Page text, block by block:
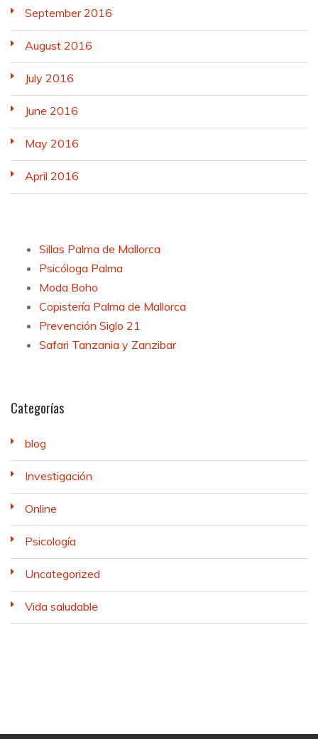
September 2016
August 2016
July 2016
June 2016
May 2016
April 2016
Sillas Palma de Mallorca
Psicóloga Palma
Moda Boho
Copistería Palma de Mallorca
Prevención Siglo 21
Safari Tanzania y Zanzibar
Categorías
blog
Investigación
Online
Psicología
Uncategorized
Vida saludable